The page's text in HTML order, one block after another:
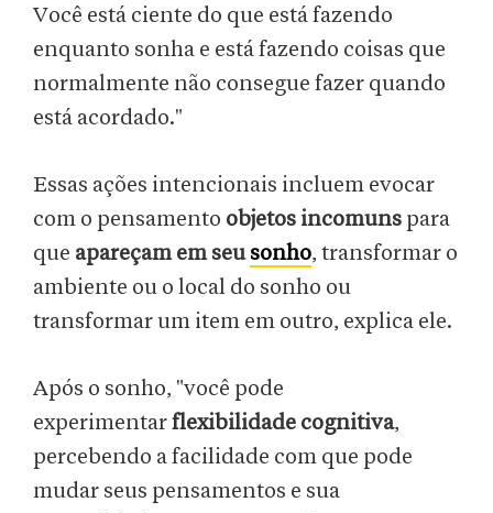
Você está ciente do que está fazendo
enquanto sonha e está fazendo coisas que
normalmente não consegue fazer quando
está acordado."
Essas ações intencionais incluem evocar
com o pensamento objetos incomuns para
que apareçam em seusonho, transformar o
ambiente ou o local do sonho ou
transformar um item em outro, explica ele.
Após o sonho, "você pode
experimentarflexibilidade cognitiva,
percebendo a facilidade com que pode
mudar seus pensamentos e sua